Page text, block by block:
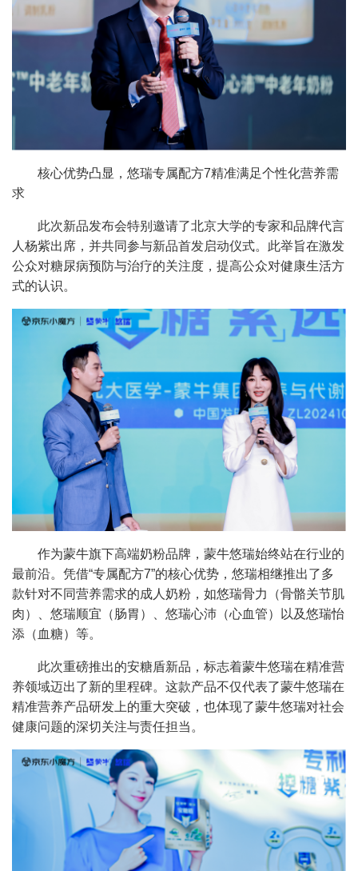
核心优势凸显，悠瑞专属配方7精准满足个性化营养需
求
此次新品发布会特别邀请了北京大学的专家和品牌代言
人杨紫出席，并共同参与新品首发启动仪式。此举旨在激发
公众对糖尿病预防与治疗的关注度，提高公众对健康生活方
式的认识。
作为蒙牛旗下高端奶粉品牌，蒙牛悠瑞始终站在行业的
最前沿。凭借“专属配方7”的核心优势，悠瑞相继推出了多
款针对不同营养需求的成人奶粉，如悠瑞骨力（骨骼关节肌
肉）、悠瑞顺宜（肠胃）、悠瑞心沛（心血管）以及悠瑞怡
添（血糖）等。
此次重磅推出的安糖盾新品，标志着蒙牛悠瑞在精准营
养领域迈出了新的里程碑。这款产品不仅代表了蒙牛悠瑞在
精准营养产品研发上的重大突破，也体现了蒙牛悠瑞对社会
健康问题的深切关注与责任担当。